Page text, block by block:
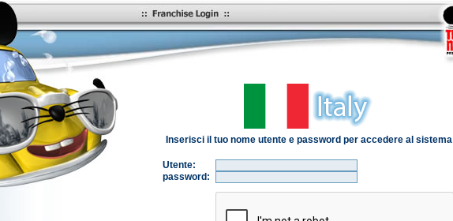
Inserisci il tuo nome utente e password per accedere al sistema
Utente:
password: